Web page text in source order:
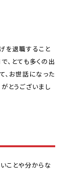
を退職すること
、とても多くの出
、お世話になった
とうございまし
ことや分からな